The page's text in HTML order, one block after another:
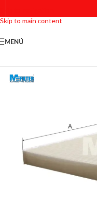
Skip to navigation
Skip to main content
MENÚ